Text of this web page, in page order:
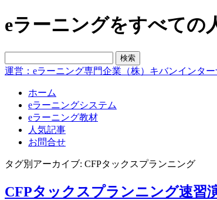
eラーニングをすべての
運営：eラーニング専門企業（株）キバンインタ
ホーム
eラーニングシステム
eラーニング教材
人気記事
お問合せ
タグ別アーカイブ: CFPタックスプランニング
CFPタックスプランニング速習